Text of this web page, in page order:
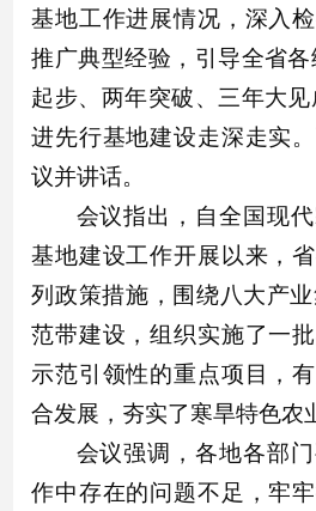
基地工作进展情况，深入
推广典型经验，引导全省
起步、两年突破、三年大
进先行基地建设走深走实
议并讲话。
会议指出，自全国现
基地建设工作开展以来，
列政策措施，围绕八大产
范带建设，组织实施了一
示范引领性的重点项目，
合发展，夯实了寒旱特色农
会议强调，各地各部
作中存在的问题不足，牢